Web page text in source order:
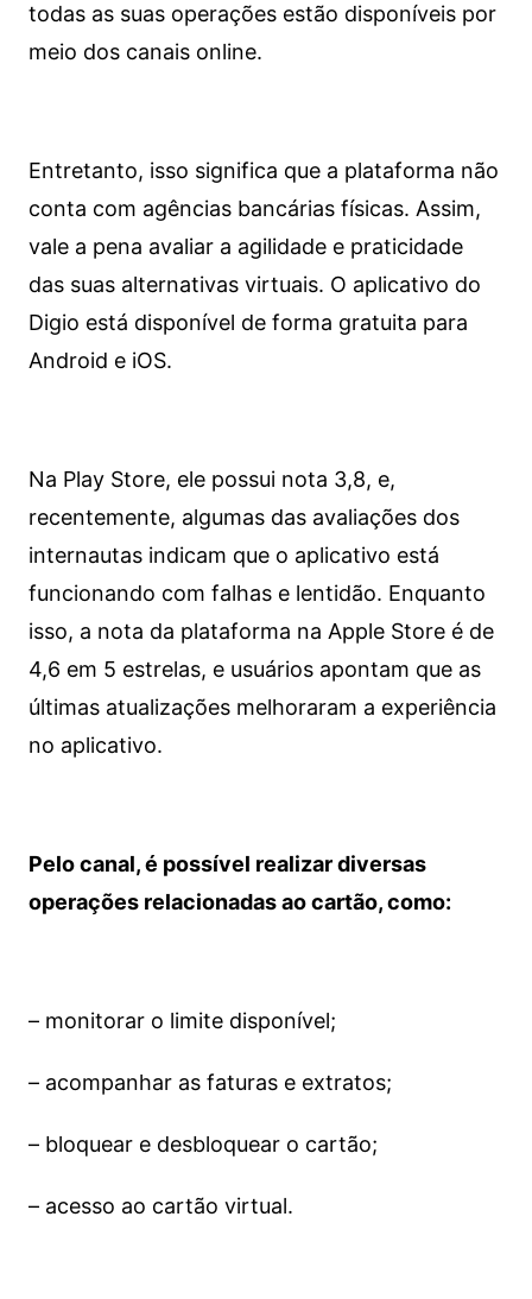
todas as suas operações estão disponíveis por
meio dos canais online.
Entretanto, isso significa que a plataforma não
conta com agências bancárias físicas. Assim,
vale a pena avaliar a agilidade e praticidade
das suas alternativas virtuais. O aplicativo do
Digio está disponível de forma gratuita para
Android e iOS.
Na Play Store, ele possui nota 3,8, e,
recentemente, algumas das avaliações dos
internautas indicam que o aplicativo está
funcionando com falhas e lentidão. Enquanto
isso, a nota da plataforma na Apple Store é de
4,6 em 5 estrelas, e usuários apontam que as
últimas atualizações melhoraram a experiência
no aplicativo.
Pelo canal, é possível realizar diversas
operações relacionadas ao cartão, como:
– monitorar o limite disponível;
– acompanhar as faturas e extratos;
– bloquear e desbloquear o cartão;
– acesso ao cartão virtual.